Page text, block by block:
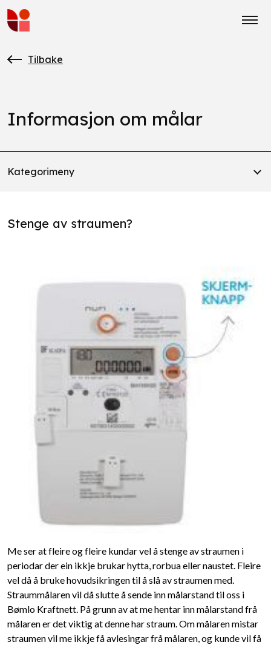
Tilbake
Informasjon om målar
Kategorimeny
Stenge av straumen?
Me ser at fleire og fleire kundar vel å stenge av straumen i
periodar der ein ikkje brukar hytta, rorbua eller naustet. Fleire
vel då å bruke hovudsikringen til å slå av straumen med.
Straummålaren vil då slutte å sende inn målarstand til oss i
Bømlo Kraftnett. På grunn av at me hentar inn målarstand frå
målaren er det viktig at denne har straum. Om målaren mistar
straumen vil me ikkje få avlesingar frå målaren, og kunde vil få